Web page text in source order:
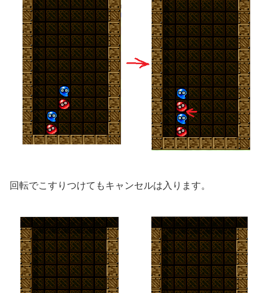
回転でこすりつけてもキャンセルは入ります。